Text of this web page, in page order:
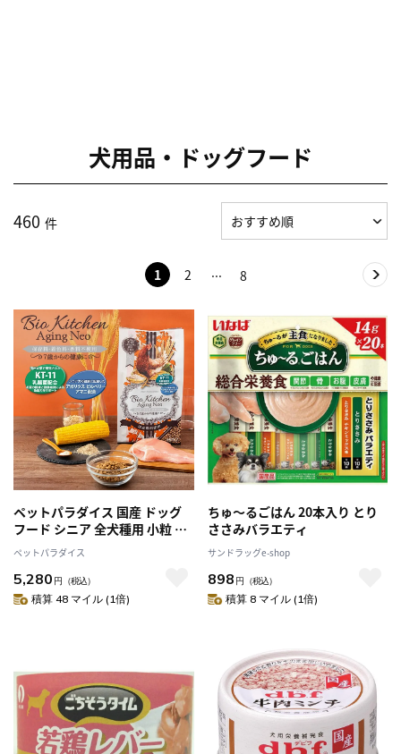
犬用品・ドッグフード
460 件
1 2 8
ペットパラダイス 国産 ドッグ
フード シニア 全犬種用 小粒 保
存料・着色料・香料不使用 ドラ
イ ビオキッチン エイジングネ
オ 3kg (500g×6袋）
ペットパラダイス
5,280 円 （税込）
積算 48 マイル (1倍)
ちゅ～るごはん 20本入り とり
ささみバラエティ
サンドラッグe-shop
898 円 （税込）
積算 8 マイル (1倍)